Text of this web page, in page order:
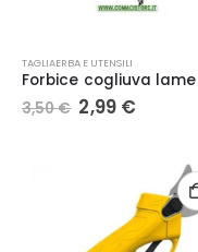
TAGLIAERBA E UTENSILI
3,50€ Il
prezzo
2,99 €Il
2,99 €.